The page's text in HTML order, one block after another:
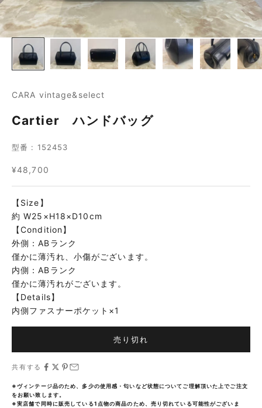
CARA vintage&select
Cartier ハンドバッグ
型番 : 152453
セール価格
¥48,700
【Size】
約 W25×H18×D10cm
【Condition】
外側：ABランク
僅かに薄汚れ、小傷がございます。
内側：ABランク
僅かに薄汚れがございます。
【Details】
内側ファスナーポケット×1
売り切れ
共有する
※ヴィンテージ品のため、多少の使用感・匂いなど状態についてご理解頂いた上でご注文
をお願い致します。
※実店舗で同時に販売している1点物の商品のため、売り切れている可能性がございま